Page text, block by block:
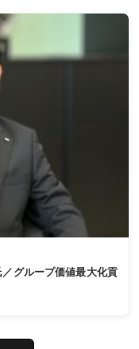
グループ価値最大化貢